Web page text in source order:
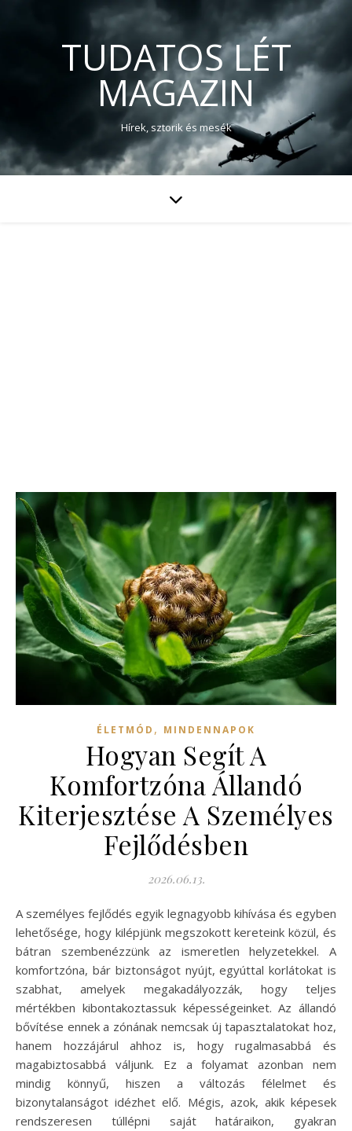
TUDATOS LÉT
MAGAZIN
Hírek, sztorik és mesék
ÉLETMÓD , MINDENNAPOK
Hogyan Segít A
Komfortzóna Állandó
Kiterjesztése A Személyes
Fejlődésben
2026.06.13.
A személyes fejlődés egyik legnagyobb kihívása és egyben
lehetősége, hogy kilépjünk megszokott kereteink közül, és
bátran szembenézzünk az ismeretlen helyzetekkel. A
komfortzóna, bár biztonságot nyújt, egyúttal korlátokat is
szabhat, amelyek megakadályozzák, hogy teljes
mértékben kibontakoztassuk képességeinket. Az állandó
bővítése ennek a zónának nemcsak új tapasztalatokat hoz,
hanem hozzájárul ahhoz is, hogy rugalmasabbá és
magabiztosabbá váljunk. Ez a folyamat azonban nem
mindig könnyű, hiszen a változás félelmet és
bizonytalanságot idézhet elő. Mégis, azok, akik képesek
rendszeresen túllépni saját határaikon, gyakran